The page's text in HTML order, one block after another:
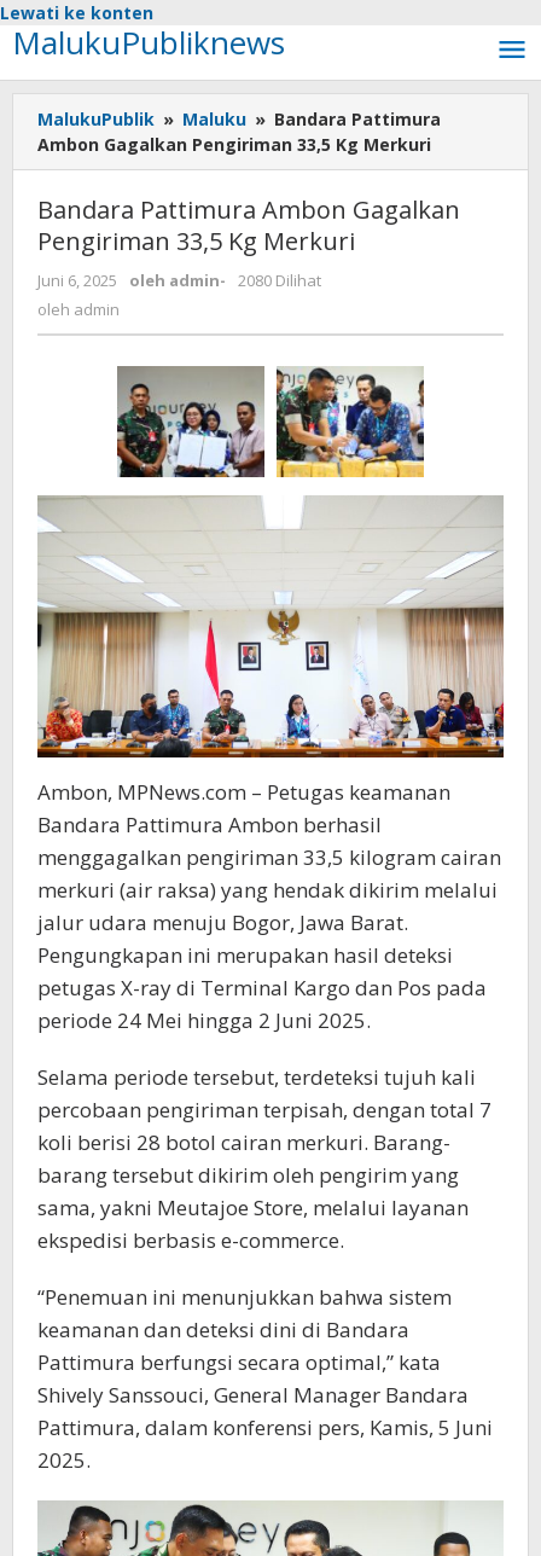
Lewati ke konten
MalukuPubliknews
MalukuPublik » Maluku » Bandara Pattimura
Ambon Gagalkan Pengiriman 33,5 Kg Merkuri
Bandara Pattimura Ambon Gagalkan
Pengiriman 33,5 Kg Merkuri
Juni 6, 2025 oleh admin-
2080 Dilihat
oleh admin
Ambon, MPNews.com – Petugas keamanan
Bandara Pattimura Ambon berhasil
menggagalkan pengiriman 33,5 kilogram cairan
merkuri (air raksa) yang hendak dikirim melalui
jalur udara menuju Bogor, Jawa Barat.
Pengungkapan ini merupakan hasil deteksi
petugas X-ray di Terminal Kargo dan Pos pada
periode 24 Mei hingga 2 Juni 2025.
Selama periode tersebut, terdeteksi tujuh kali
percobaan pengiriman terpisah, dengan total 7
koli berisi 28 botol cairan merkuri. Barang-
barang tersebut dikirim oleh pengirim yang
sama, yakni Meutajoe Store, melalui layanan
ekspedisi berbasis e-commerce.
“Penemuan ini menunjukkan bahwa sistem
keamanan dan deteksi dini di Bandara
Pattimura berfungsi secara optimal,” kata
Shively Sanssouci, General Manager Bandara
Pattimura, dalam konferensi pers, Kamis, 5 Juni
2025.